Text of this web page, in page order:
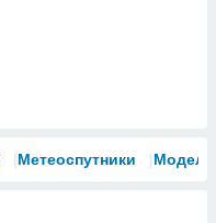
Метеоспутники Модели